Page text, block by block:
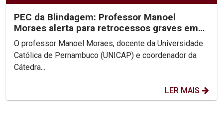
PEC da Blindagem: Professor Manoel
Moraes alerta para retrocessos graves em
entrevistas à Rede Globo
O professor Manoel Moraes, docente da Universidade
Católica de Pernambuco (UNICAP) e coordenador da
Cátedra...
LER MAIS